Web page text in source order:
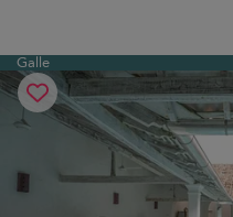
Galle